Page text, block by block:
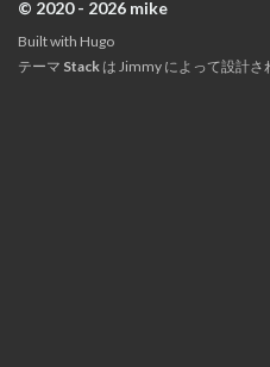
© 2020 - 2026 mike
Built with Hugo
テーマ Stack は Jimmy によって設計さ